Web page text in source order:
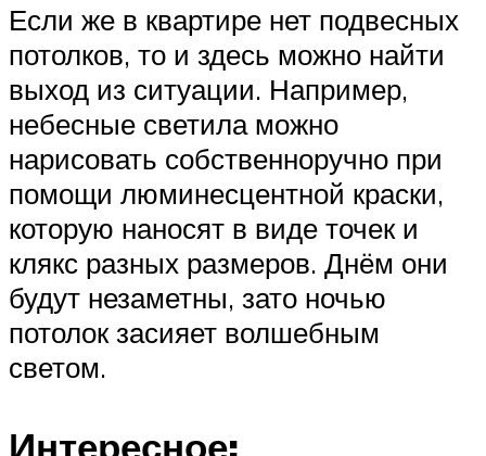
Если же в квартире нет подвесных
потолков, то и здесь можно найти
выход из ситуации. Например,
небесные светила можно
нарисовать собственноручно при
помощи люминесцентной краски,
которую наносят в виде точек и
клякс разных размеров. Днём они
будут незаметны, зато ночью
потолок засияет волшебным
светом.
Интересное: